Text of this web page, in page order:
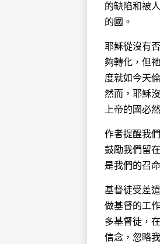
的缺陷和被
的國。
耶穌從沒有
夠轉化，但
度就如今天
然而，耶穌
上帝的國必
作者提醒我
鼓勵我們留
是我們的召命
基督徒受差
做基督的工
多基督徒，
信念，忽略